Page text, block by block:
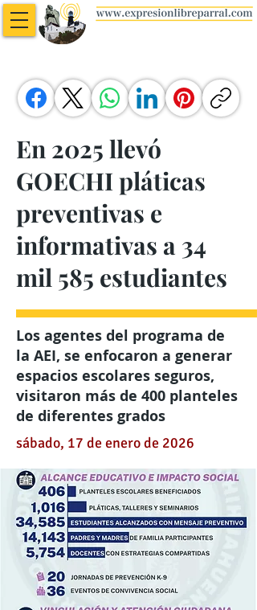
En 2025 llevó
GOECHI pláticas
preventivas e
informativas a 34
mil 585 estudiantes
Los agentes del programa de
la AEI, se enfocaron a generar
espacios escolares seguros,
visitaron más de 400 planteles
de diferentes grados
sábado, 17 de enero de 2026